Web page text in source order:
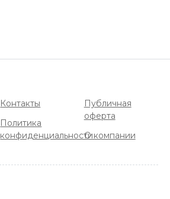
Контакты
Политика
конфиденциальности
Публичная
оферта
О компании